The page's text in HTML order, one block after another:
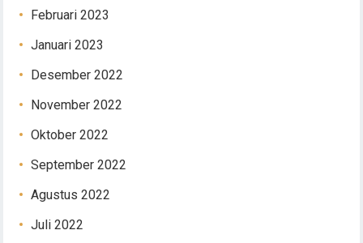
Februari 2023
Januari 2023
Desember 2022
November 2022
Oktober 2022
September 2022
Agustus 2022
Juli 2022